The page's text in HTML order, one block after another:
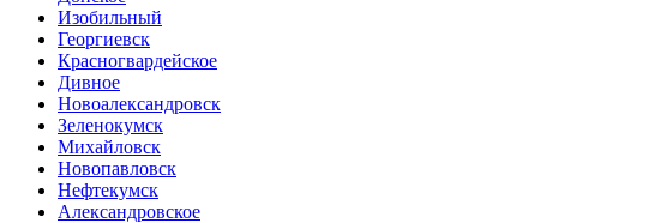
Изобильный
Георгиевск
Красногвардейское
Дивное
Новоалександровск
Зеленокумск
Михайловск
Новопавловск
Нефтекумск
Александровское